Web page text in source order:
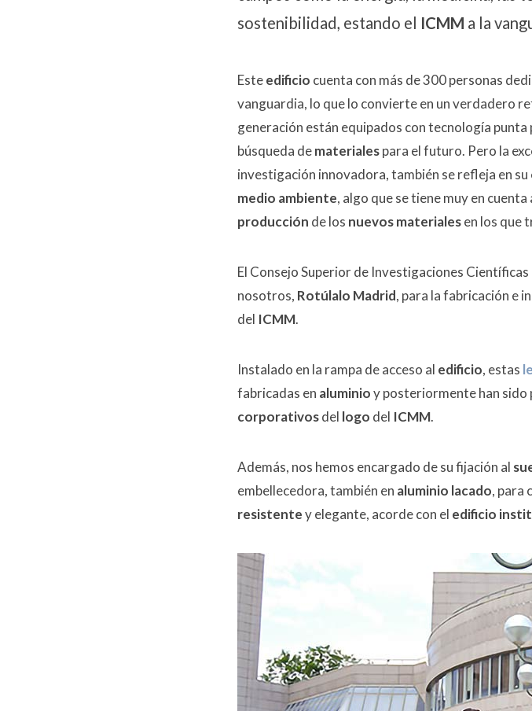
sostenibilidad, estando el ICMM a la
Esteedificio cuenta con más de 300 personas
vanguardia, lo que lo convierte en un verdadero
generación están equipados con tecnología
búsqueda dematerialespara el futuro. Pero la
investigación innovadora, también se refleja en
medio ambiente, algo que se tiene muy en
producción de los nuevos materialesen los que
El Consejo Superior de Investigaciones Científicas
nosotros, Rotúlalo Madrid, para la fabricación e
del ICMM.
Instalado en la rampa de acceso al edificio, estas
fabricadas en aluminioy posteriormente han sido
corporativosdel logo del ICMM.
Además, nos hemos encargado de su fijación al
embellecedora, también en aluminio lacado, para
resistentey elegante, acorde con el edificio